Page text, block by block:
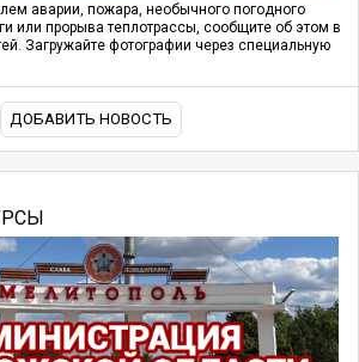
аварии, пожара, необычного погодного
или прорыва теплотрассы, сообщите об этом в
Загружайте фотографии через специальную
ДОБАВИТЬ НОВОСТЬ